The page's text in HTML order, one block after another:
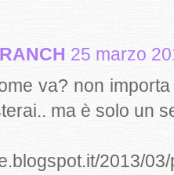
25 marzo
va? non
ma è solo un
2013/